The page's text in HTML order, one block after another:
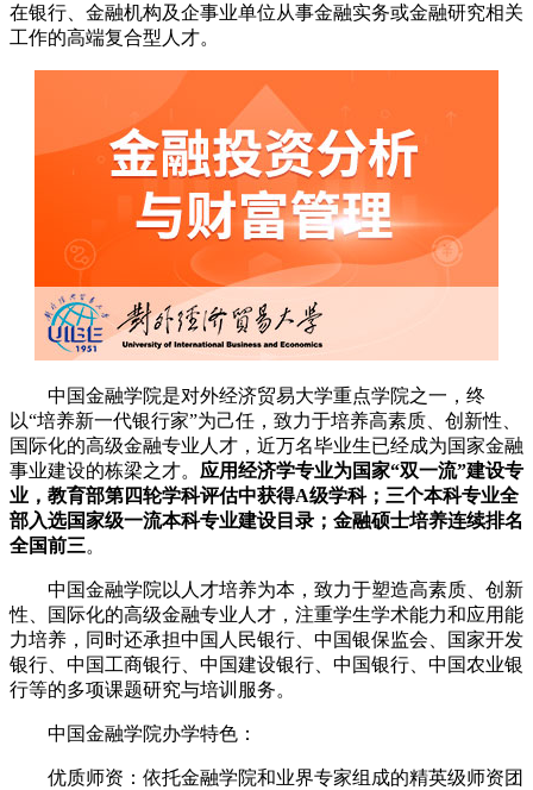
在银行、金融机构及企事业单位从事金融实务或金融研究相关
工作的高端复合型人才。
中国金融学院是对外经济贸易大学重点学院之一，终
以“培养新一代银行家”为己任，致力于培养高素质、创新性、
国际化的高级金融专业人才，近万名毕业生已经成为国家金融
事业建设的栋梁之才。 应用经济学专业为国家“双一流”建设专
业，教育部第四轮学科评估中获得A级学科；三个本科专业全
部入选国家级一流本科专业建设目录；金融硕士培养连续排名
全国前三。
中国金融学院以人才培养为本，致力于塑造高素质、创新
性、国际化的高级金融专业人才，注重学生学术能力和应用能
力培养，同时还承担中国人民银行、中国银保监会、国家开发
银行、中国工商银行、中国建设银行、中国银行、中国农业银
行等的多项课题研究与培训服务。
中国金融学院办学特色：
优质师资：依托金融学院和业界专家组成的精英级师资团